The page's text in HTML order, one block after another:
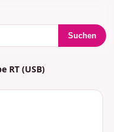
Suchen
RT (USB)